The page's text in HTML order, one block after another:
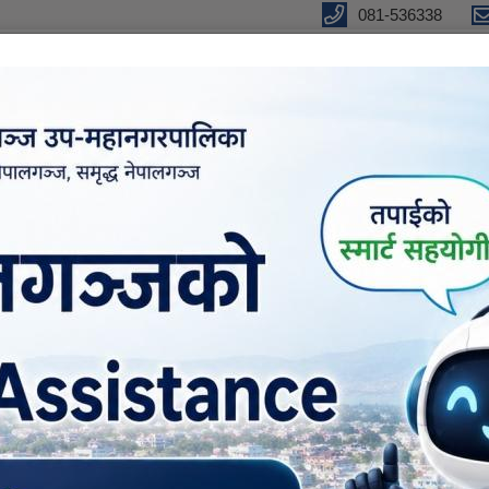
081-536338
।
वडा कार्यालयहरु